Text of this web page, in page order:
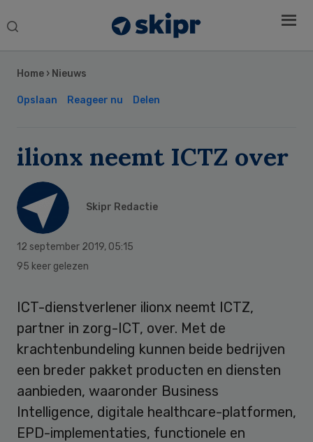
Search
Home › Nieuws
Opslaan Reageer nu Delen
ilionx neemt ICTZ over
Skipr Redactie
12 september 2019, 05:15
95 keer gelezen
ICT-dienstverlener ilionx neemt ICTZ,
partner in zorg-ICT, over. Met de
krachtenbundeling kunnen beide bedrijven
een breder pakket producten en diensten
aanbieden, waaronder Business
Intelligence, digitale healthcare-platformen,
EPD-implementaties, functionele en
Sidebar